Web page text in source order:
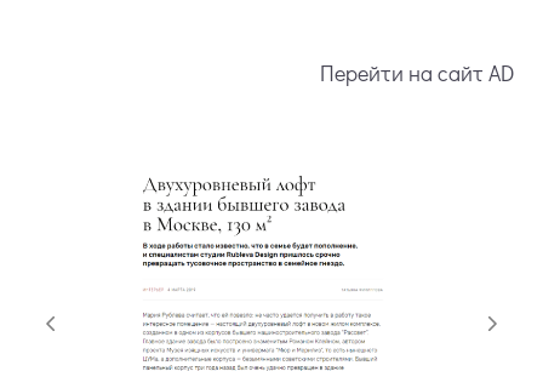
Перейти на сайт AD